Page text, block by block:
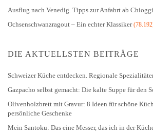
Ausflug nach Venedig. Tipps zur Anfahrt ab
Ochsenschwanzragout – Ein echter Klassiker
DIE AKTUELLSTEN BEITRÄGE
Schweizer Küche entdecken. Regionale
Gazpacho selbst gemacht: Die kalte Suppe für den
Olivenholzbrett mit Gravur: 8 Ideen für schöne
persönliche Geschenke
Mein Santoku: Das eine Messer, das ich in der